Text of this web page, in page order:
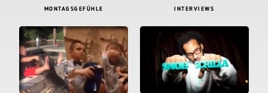
MONTAGSGEFÜHLE INTERVIEWS